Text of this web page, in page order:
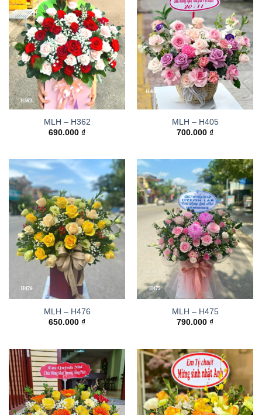
MLH – H362
690.000 ₫
MLH – H405
700.000 ₫
MLH – H476
650.000 ₫
MLH – H475
790.000 ₫